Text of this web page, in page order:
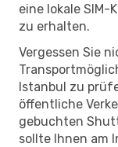
eine lokale
zu erhalten.
Vergessen Sie
Istanbul zu
öffentliche
gebuchten
sollte Ihnen am